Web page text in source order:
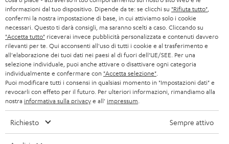
t
t
e
r
CUFFIE
CUFFIE BLUETOOTH
SET STEREO
ALTOPARLANTE
ULTIMA
CUFFIE IN-EAR
BLOG
NEWSLETTER
NEGOZI
VANTAGGI TEUFEL
LA NOSTRA STORIA
MANAGEMENT
SVIZZERA
PAESI BASSI
BELGIO
FRANCIA
informazioni dal tuo dispositivo. Dipende da te: se clicchi su "Rifiuta tutto"
confermi la nostra impostazione di base, in cui attiviamo solo i cookie
necessari. Questo ti darà consigli, ma saranno scelti a caso. Cliccando su
"Accetta tutto" riceverai invece pubblicità personalizzata e contenuti davvero
rilevanti per te. Qui acconsenti all'uso di tutti i cookie e al trasferimento e
all'elaborazione dei tuoi dati nei paesi al di fuori dell’UE/SEE. Per una
selezione individuale, puoi anche attivare o disattivare ogni categoria
individualmente e confermare con "Accetta selezione"
Puoi modificare tutti i consensi in qualsiasi momento in "Impostazioni dati" e
revocarli con effeto per il futuro. Per ulteriori informazioni, rimandiamo alla
nostra informativa sulla privacye all' impressum
Richiesto Sempre attivo